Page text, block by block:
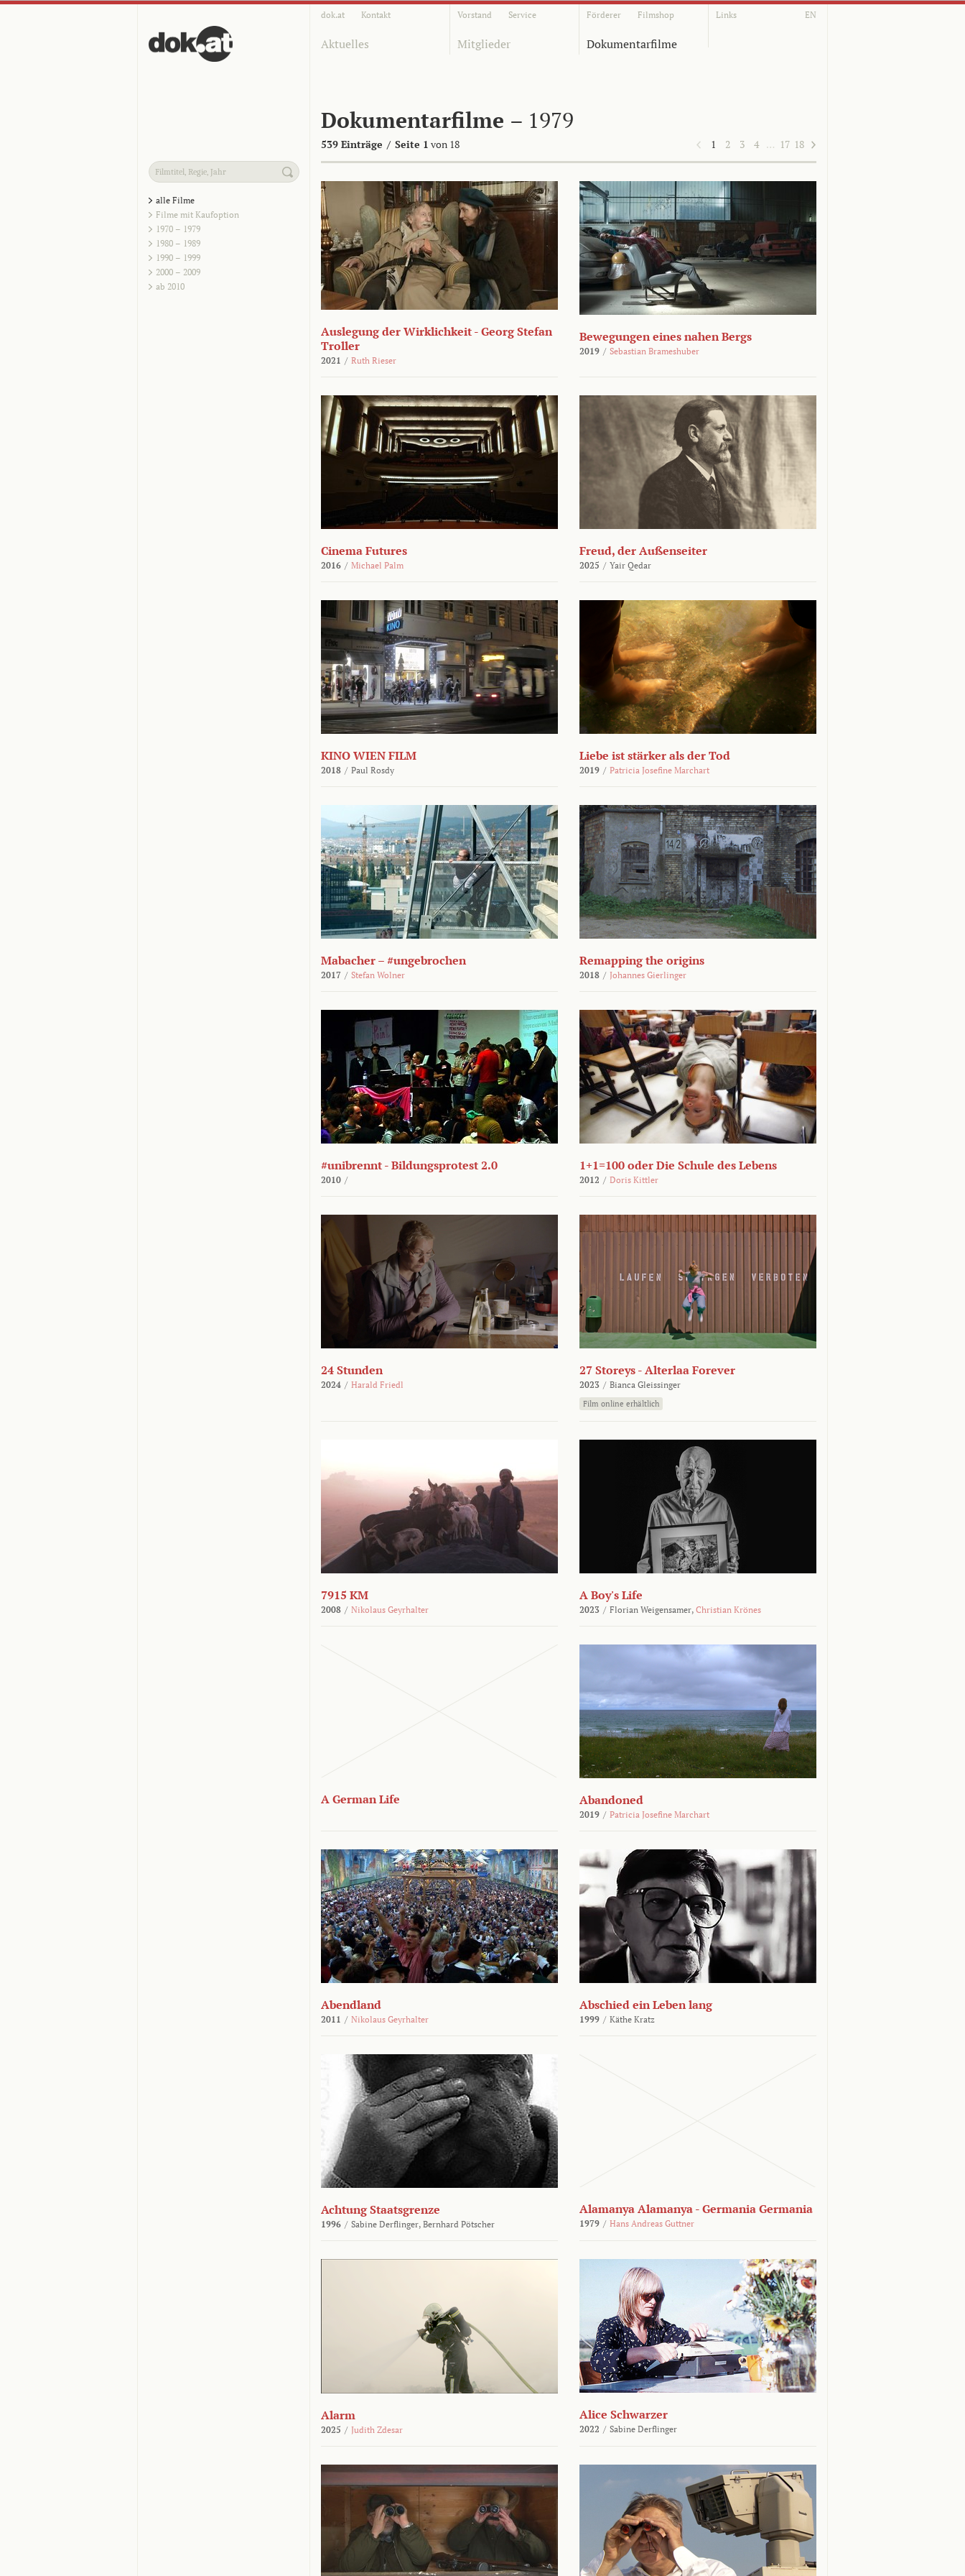
dok.at Kontakt Vorstand Service Förderer Filmshop Links EN
Aktuelles Mitglieder Dokumentarfilme
Dokumentarfilme – 1979
539 Einträge / Seite 1 von 18 1 2 3 4 … 17 18
alle Filme
Filme mit Kaufoption
1970 – 1979
1980 – 1989
1990 – 1999
2000 – 2009
ab 2010
Auslegung der Wirklichkeit - Georg Stefan
Troller
2021 / Ruth Rieser
Bewegungen eines nahen Bergs
2019 / Sebastian Brameshuber
Cinema Futures
2016 / Michael Palm
Freud, der Außenseiter
2025 / Yair Qedar
KINO WIEN FILM
2018 / Paul Rosdy
Liebe ist stärker als der Tod
2019 / Patricia Josefine Marchart
Mabacher – #ungebrochen
2017 / Stefan Wolner
Remapping the origins
2018 / Johannes Gierlinger
#unibrennt - Bildungsprotest 2.0
2010 /
1+1=100 oder Die Schule des Lebens
2012 / Doris Kittler
24 Stunden
2024 / Harald Friedl
27 Storeys - Alterlaa Forever
2023 / Bianca Gleissinger
Film online erhältlich
7915 KM
2008 / Nikolaus Geyrhalter
A Boy's Life
2023 / Florian Weigensamer, Christian Krönes
A German Life Abandoned
2019 / Patricia Josefine Marchart
Abendland
2011 / Nikolaus Geyrhalter
Abschied ein Leben lang
1999 / Käthe Kratz
Achtung Staatsgrenze
1996 / Sabine Derflinger, Bernhard Pötscher
Alamanya Alamanya - Germania Germania
1979 / Hans Andreas Guttner
Alarm
2025 / Judith Zdesar
Alice Schwarzer
2022 / Sabine Derflinger